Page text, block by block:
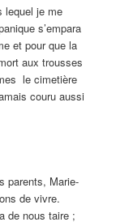
lequel je me
s’empara
et pour que la
aux trousses
le cimetière
couru aussi
parents, Marie-
de vivre.
de nous taire ;